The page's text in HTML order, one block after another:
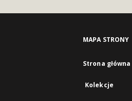
MAPA STRONY
Strona główna
Kolekcje